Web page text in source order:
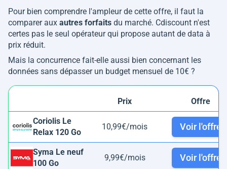
Pour bien comprendre l'ampleur de cette offre, il faut la
comparer aux autres forfaits du marché. Cdiscount n'est
certes pas le seul opérateur qui propose autant de data à
prix réduit.
Mais la concurrence fait-elle aussi bien concernant les
données sans dépasser un budget mensuel de 10€ ?
Prix Offre
Coriolis Le
Relax 120 Go
10,99€/mois Voir l'offre
Syma Le neuf
100 Go
9,99€/mois Voir l'offre